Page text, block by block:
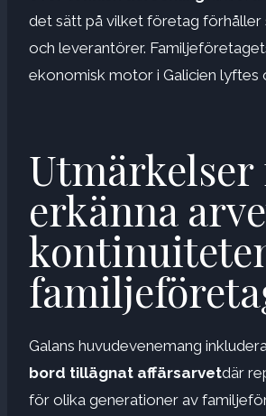
det sätt på vilket företag förhåller
och leverantörer.
ekonomisk motor i Galicien lyftes
erkänna
Galans huvudevenemang
bord tillägnat affärsarvetdär
för olika generationer av